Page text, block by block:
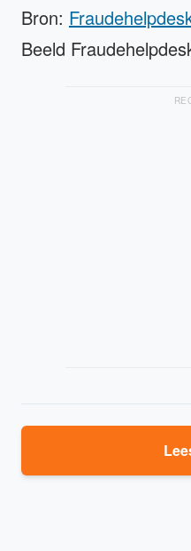
Bron:
Beeld